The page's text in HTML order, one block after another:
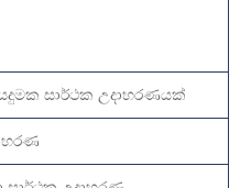
සාර්ථක උදාහරණයක්